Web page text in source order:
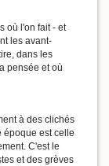
où l'on fait - et
les avant-
dans les
pensée et où
à des clichés
époque est celle
C'est le
et des grèves